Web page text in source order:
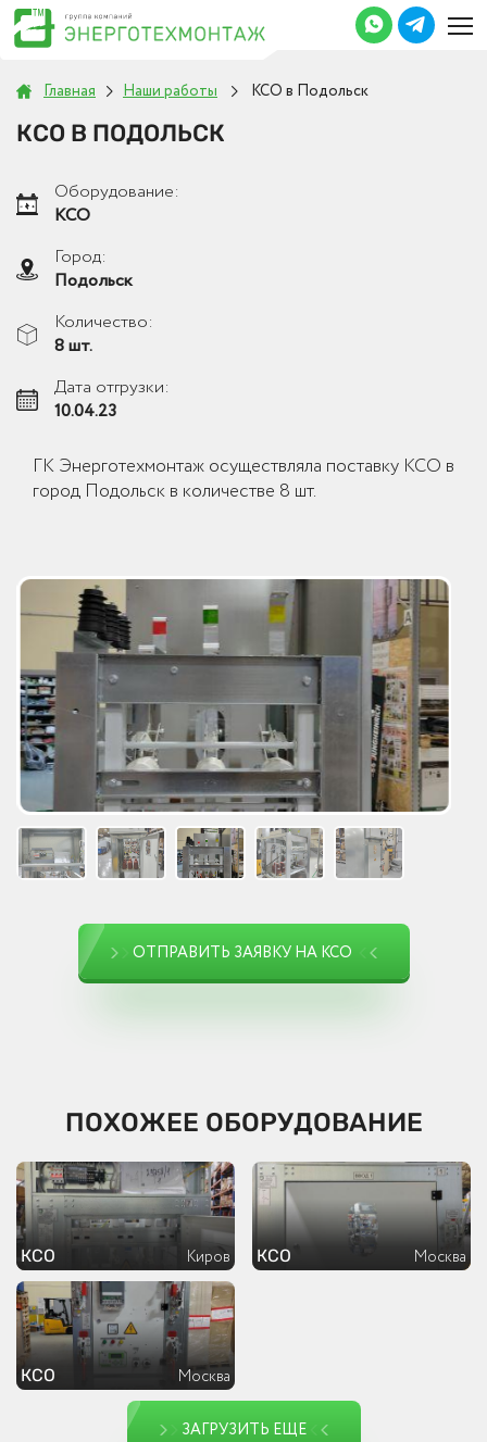
Главная Наши работы КСО в Подольск
КСО В ПОДОЛЬСК
Оборудование:
КСО
Город:
Подольск
Количество:
8 шт.
Дата отгрузки:
10.04.23
ГК Энерготехмонтаж осуществляла поставку КСО в
город Подольск в количестве 8 шт.
ОТПРАВИТЬ ЗАЯВКУ НА КСО
ПОХОЖЕЕ ОБОРУДОВАНИЕ
КСО Киров КСО Москва
КСО Москва
ЗАГРУЗИТЬ ЕЩЕ